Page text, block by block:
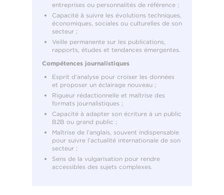
entreprises ou personnalités de référence ;
Capacité à suivre les évolutions techniques,
économiques, sociales ou culturelles de son
secteur ;
Veille permanente sur les publications,
rapports, études et tendances émergentes.
Compétences journalistiques
Esprit d’analyse pour croiser les données
et proposer un éclairage nouveau ;
Rigueur rédactionnelle et maîtrise des
formats journalistiques ;
Capacité à adapter son écriture à un public
B2B ou grand public ;
Maîtrise de l’anglais, souvent indispensable
pour suivre l’actualité internationale de son
secteur ;
Sens de la vulgarisation pour rendre
accessibles des sujets complexes.